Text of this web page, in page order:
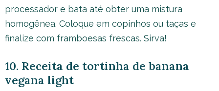
processador e bata até obter uma mistura
homogênea. Coloque em copinhos ou taças e
finalize com framboesas frescas. Sirva!
10. Receita de tortinha de banana
vegana light